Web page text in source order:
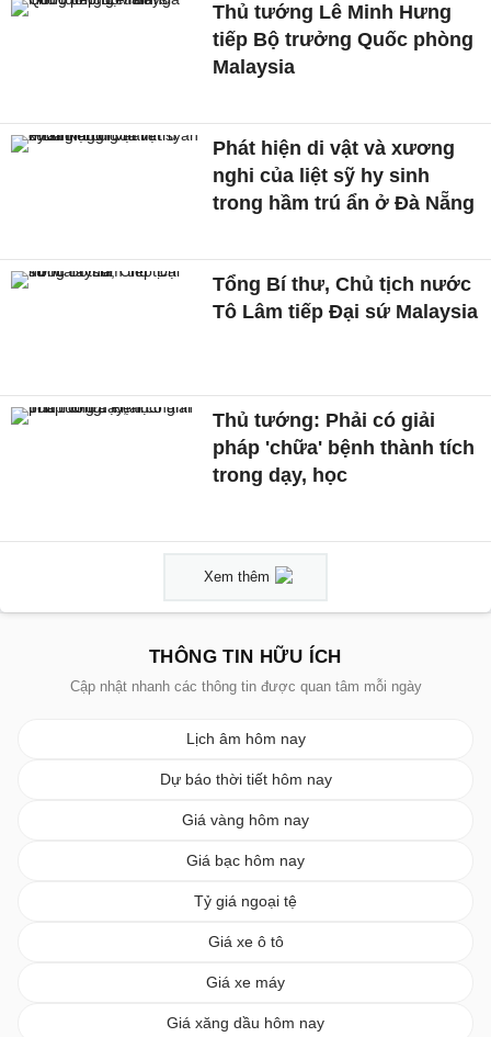
Thủ tướng Lê Minh Hưng
tiếp Bộ trưởng Quốc phòng
Malaysia
Phát hiện di vật và xương
nghi của liệt sỹ hy sinh
trong hầm trú ẩn ở Đà Nẵng
Tổng Bí thư, Chủ tịch nước
Tô Lâm tiếp Đại sứ Malaysia
Thủ tướng: Phải có giải
pháp 'chữa' bệnh thành tích
trong dạy, học
Xem thêm
THÔNG TIN HỮU ÍCH
Cập nhật nhanh các thông tin được quan tâm mỗi ngày
Lịch âm hôm nay
Dự báo thời tiết hôm nay
Giá vàng hôm nay
Giá bạc hôm nay
Tỷ giá ngoại tệ
Giá xe ô tô
Giá xe máy
Giá xăng dầu hôm nay